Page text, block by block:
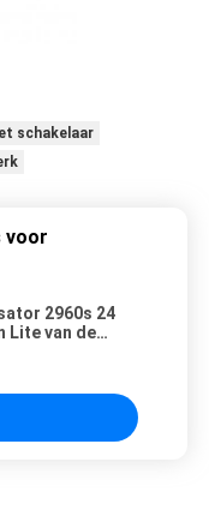
schakelaar
voor
2960s 24
Lite van de